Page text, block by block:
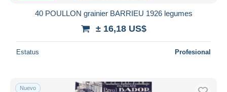
40 POULLON grainier BARRIEU 1926 legumes
± 16,18 US$
Estatus Profesional
Nuevo